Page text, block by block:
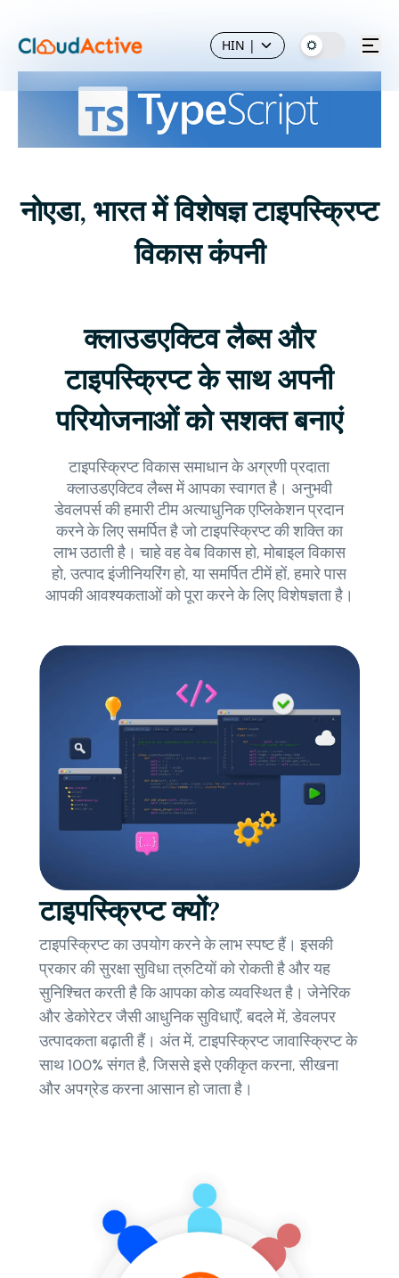
HIN |
नोएडा, भारत में विशेषज्ञ टाइपस्क्रिप्ट
विकास कंपनी
क्लाउडएक्टिव लैब्स और
टाइपस्क्रिप्ट के साथ अपनी
परियोजनाओं को सशक्त बनाएं
टाइपस्क्रिप्ट विकास समाधान के अग्रणी प्रदाता
क्लाउडएक्टिव लैब्स में आपका स्वागत है। अनुभवी
डेवलपर्स की हमारी टीम अत्याधुनिक एप्लिकेशन प्रदान
करने के लिए समर्पित है जो टाइपस्क्रिप्ट की शक्ति का
लाभ उठाती है। चाहे वह वेब विकास हो, मोबाइल विकास
हो, उत्पाद इंजीनियरिंग हो, या समर्पित टीमें हों, हमारे पास
आपकी आवश्यकताओं को पूरा करने के लिए विशेषज्ञता है।
टाइपस्क्रिप्ट क्यों?
टाइपस्क्रिप्ट का उपयोग करने के लाभ स्पष्ट हैं। इसकी
प्रकार की सुरक्षा सुविधा त्रुटियों को रोकती है और यह
सुनिश्चित करती है कि आपका कोड व्यवस्थित है। जेनेरिक
और डेकोरेटर जैसी आधुनिक सुविधाएँ, बदले में, डेवलपर
उत्पादकता बढ़ाती हैं। अंत में, टाइपस्क्रिप्ट जावास्क्रिप्ट के
साथ 100% संगत है, जिससे इसे एकीकृत करना, सीखना
और अपग्रेड करना आसान हो जाता है।